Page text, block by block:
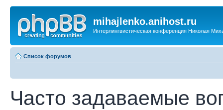
mihajlenko.anihost.ru
Интерлингвистическая конференция Николая
Список форумов
Часто задаваемые